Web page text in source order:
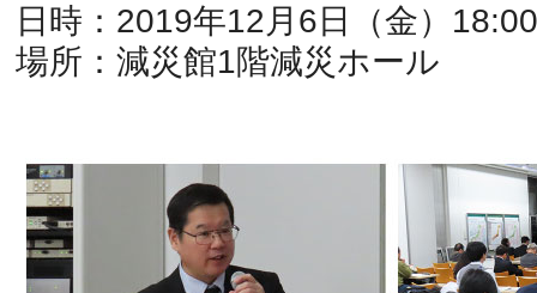
日時：2019年12月6日（金）
場所：減災館1階減災ホール